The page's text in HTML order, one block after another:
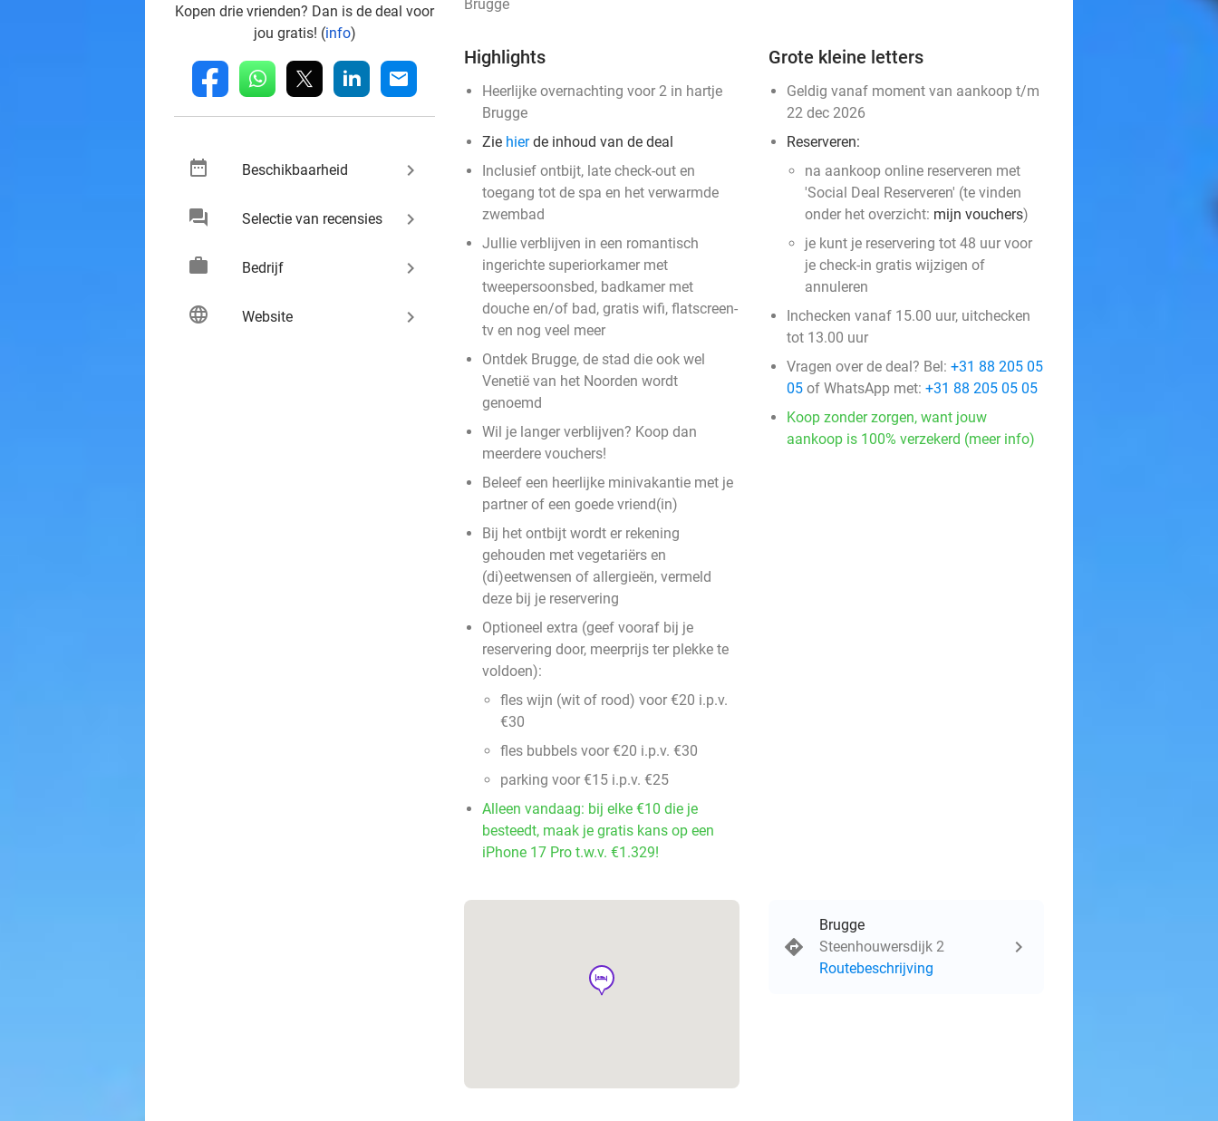
Kopen drie vrienden? Dan is de deal voor
jou gratis! (info)
fb whatsapp linkedin mail
date_range Beschikbaarheid keyboard_arrow_right
chat Selectie van recensies keyboard_arrow_right
work Bedrijf keyboard_arrow_right
language Website keyboard_arrow_right
Brugge
Highlights
Heerlijke overnachting voor 2 in hartje
Brugge
Zie hierde inhoud van de deal
Inclusief ontbijt, late check-out en
toegang tot de spa en het verwarmde
zwembad
Jullie verblijven in een romantisch
ingerichte superiorkamer met
tweepersoonsbed, badkamer met
douche en/of bad, gratis wifi, flatscreen-
tv en nog veel meer
Ontdek Brugge, de stad die ook wel
Venetië van het Noorden wordt
genoemd
Wil je langer verblijven? Koop dan
meerdere vouchers!
Beleef een heerlijke minivakantie met je
partner of een goede vriend(in)
Bij het ontbijt wordt er rekening
gehouden met vegetariërs en
(di)eetwensen of allergieën, vermeld
deze bij je reservering
Optioneel extra (geef vooraf bij je
reservering door, meerprijs ter plekke te
voldoen):
fles wijn (wit of rood) voor €20 i.p.v.
€30
fles bubbels voor €20 i.p.v. €30
parking voor €15 i.p.v. €25
Alleen vandaag: bij elke €10 die je
besteedt, maak je gratis kans op een
iPhone 17 Pro t.w.v. €1.329!
Grote kleine letters
Geldig vanaf moment van aankoop t/m
22 dec 2026
Reserveren:
na aankoop online reserveren met
'Social Deal Reserveren' (te vinden
onder het overzicht: mijn vouchers)
je kunt je reservering tot 48 uur voor
je check-in gratis wijzigen of
annuleren
Inchecken vanaf 15.00 uur, uitchecken
tot 13.00 uur
Vragen over de deal? Bel: +31 88 205 05
05 of WhatsApp met: +31 88 205 05 05
Koop zonder zorgen, want jouw
aankoop is 100% verzekerd (meer info)
hotel
Brugge
Steenhouwersdijk 2
Routebeschrijving